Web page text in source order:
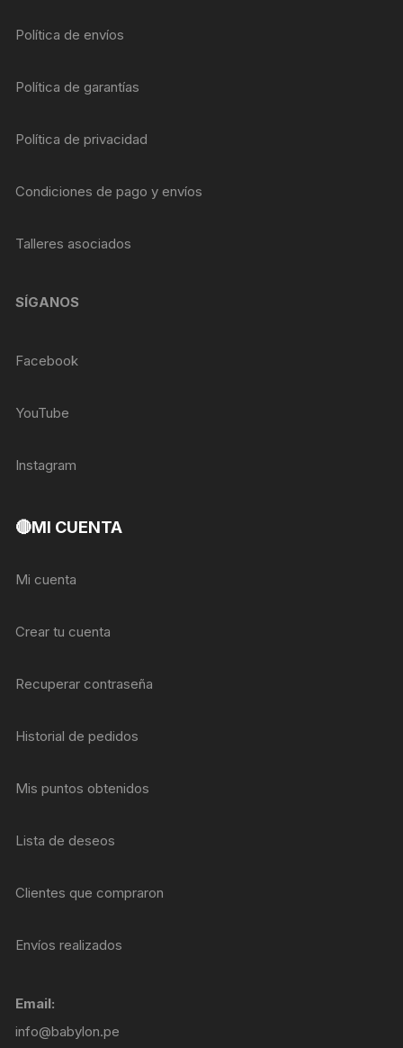
Política de envíos
Política de garantías
Política de privacidad
Condiciones de pago y envíos
Talleres asociados
SÍGANOS
Facebook
YouTube
Instagram
🔴MI CUENTA
Mi cuenta
Crear tu cuenta
Recuperar contraseña
Historial de pedidos
Mis puntos obtenidos
Lista de deseos
Clientes que compraron
Envíos realizados
Email:
info@babylon.pe